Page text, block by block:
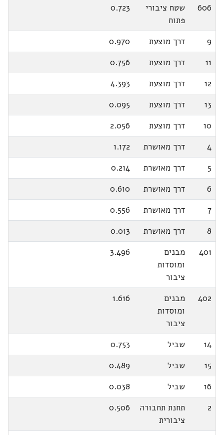
606
שטח ציבורי
פתוח
0.723
9 דרך מוצעת
0.970
11
דרך מוצעת
0.756
12
דרך מוצעת
4.393
13
דרך מוצעת
0.095
10
דרך מוצעת
2.056
4
דרך מאושרת
1.172
5
דרך מאושרת
0.214
6
דרך מאושרת
0.610
7
דרך מאושרת
0.556
8
דרך מאושרת
0.013
401
מבנים
ומוסדות
ציבור
3.496
402
מבנים
ומוסדות
ציבור
1.616
14 שביל
0.753
15
שביל
0.489
16
שביל
0.038
2
תחנת תחבורה
ציבורית
0.506